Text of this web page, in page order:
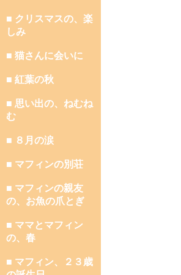
■ クリスマスの、楽
しみ
■ 猫さんに会いに
■ 紅葉の秋
■ 思い出の、ねむね
む
■ ８月の涙
■ マフィンの別荘
■ マフィンの親友
の、お魚の爪とぎ
■ ママとマフィン
の、春
■ マフィン、２３歳